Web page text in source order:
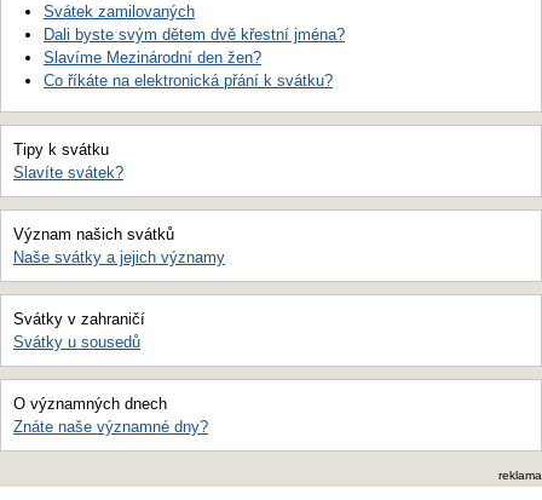
Svátek zamilovaných
Dali byste svým dětem dvě křestní jména?
Slavíme Mezinárodní den žen?
Co říkáte na elektronická přání k svátku?
Tipy k svátku
Slavíte svátek?
Význam našich svátků
Naše svátky a jejich významy
Svátky v zahraničí
Svátky u sousedů
O významných dnech
Znáte naše významné dny?
reklama